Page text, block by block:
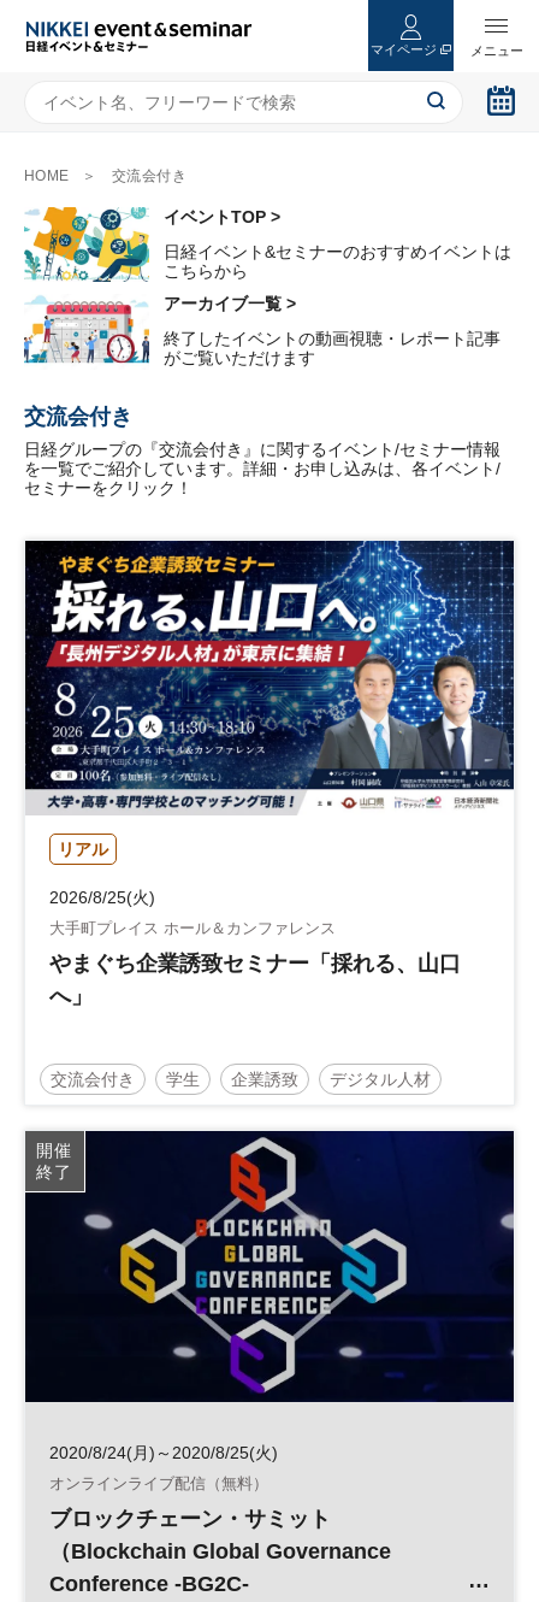
マイページ
HOME 交流会付き
イベントTOP >
日経イベント&セミナーのおすすめイベントは
こちらから
アーカイブ一覧 >
終了したイベントの動画視聴・レポート記事
がご覧いただけます
交流会付き
日経グループの『交流会付き』に関するイベント/セミナー情報
を一覧でご紹介しています。詳細・お申し込みは、各イベント/
セミナーをクリック！
リアル
2026/8/25(火)
大手町プレイス ホール＆カンファレンス
やまぐち企業誘致セミナー「採れる、山口
へ」
交流会付き 学生 企業誘致 デジタル人材
地方創生 企業立地 人材育成 経営者
地域活性化
開催
終了
2020/8/24(月)～2020/8/25(火)
オンラインライブ配信（無料）
ブロックチェーン・サミット
（Blockchain Global Governance
Conference -BG2C-